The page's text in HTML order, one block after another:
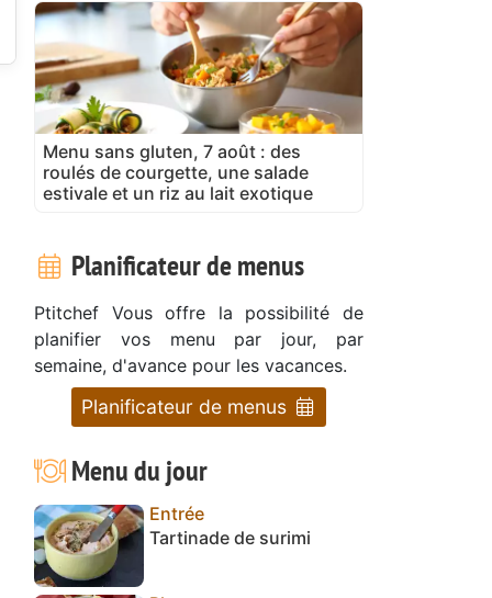
Menu sans gluten, 7 août : des
roulés de courgette, une salade
estivale et un riz au lait exotique
Planificateur de menus
Ptitchef Vous offre la possibilité de
planifier vos menu par jour, par
semaine, d'avance pour les vacances.
Planificateur de menus
Menu du jour
Entrée
Tartinade de surimi